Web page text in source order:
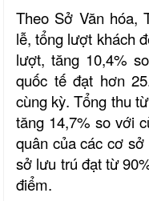
Theo Sở Văn hóa,
lễ, tổng lượt khách
lượt, tăng 10,4%
quốc tế đạt hơn
cùng kỳ. Tổng thu
tăng 14,7% so với
quân của các cơ
sở lưu trú đạt từ
điểm.